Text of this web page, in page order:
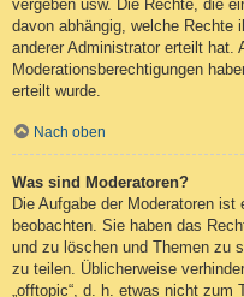
vergeben usw. Die Rechte, die
davon abhängig, welche Rechte
anderer Administrator erteilt hat.
Moderationsberechtigungen
erteilt wurde.
Nach oben
Was sind Moderatoren?
Die Aufgabe der Moderatoren
beobachten. Sie haben das
und zu löschen und Themen zu
zu teilen. Üblicherweise
„offtopic“, d. h. etwas nicht zum